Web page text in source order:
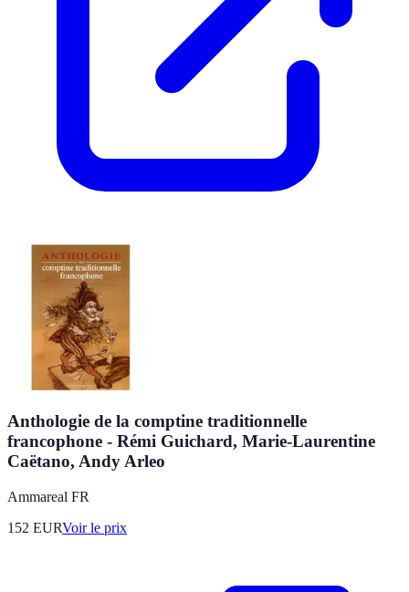
Anthologie de la comptine traditionnelle
francophone - Rémi Guichard, Marie-Laurentine
Caëtano, Andy Arleo
Ammareal FR
152 EURVoir le prix